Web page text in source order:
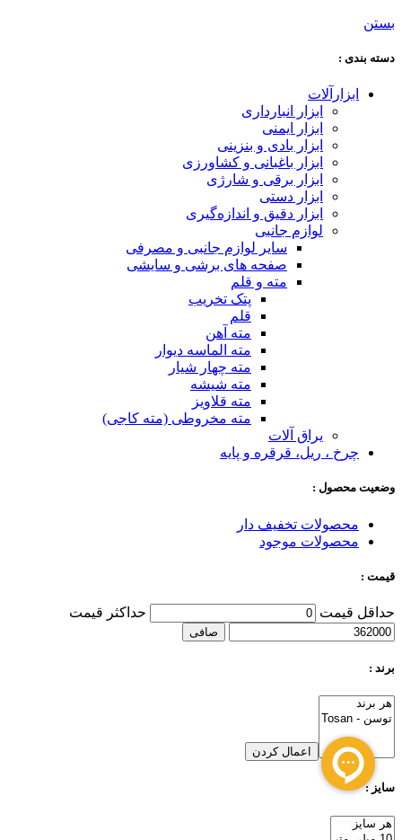
بستن
دسته‌ بندی :
ابزارآلات
ابزار انبارداری
ابزار ایمنی
ابزار بادی و بنزینی
ابزار باغبانی و کشاورزی
ابزار برقی و شارژی
ابزار دستی
ابزار دقیق و اندازه‌گیری
لوازم جانبی
سایر لوازم جانبی و مصرفی
صفحه های برشی و سایشی
مته و قلم
پتک تخریب
قلم
مته آهن
مته الماسه دیوار
مته چهار شیار
مته شیشه
مته قلاویز
مته مخروطی (مته کاجی)
یراق آلات
چرخ ، ریل، قرقره و پایه
وضعیت محصول :
محصولات تخفیف دار
محصولات موجود
قیمت :
حداقل قیمت حداكثر قيمت
صافی
برند :
اعمال کردن
سایز :